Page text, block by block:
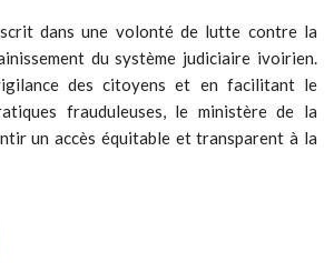
dans une volonté de lutte contre la
du système judiciaire ivoirien.
des citoyens et en facilitant le
frauduleuses, le ministère de la
un accès équitable et transparent à la